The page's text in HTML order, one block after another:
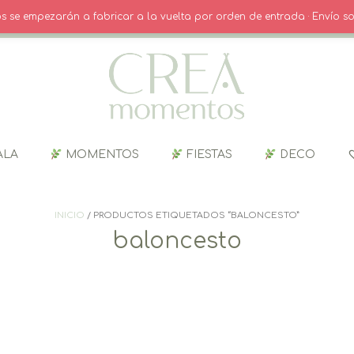
· INICIO SESIÓN / REGISTRO CARRITO
MOMENTOS FIESTAS DECO
INICIO / PRODUCTOS ETIQUETADOS “BALONCESTO”
baloncesto
empezarán a fabricar a la vuelta por orden de entrada · Envío